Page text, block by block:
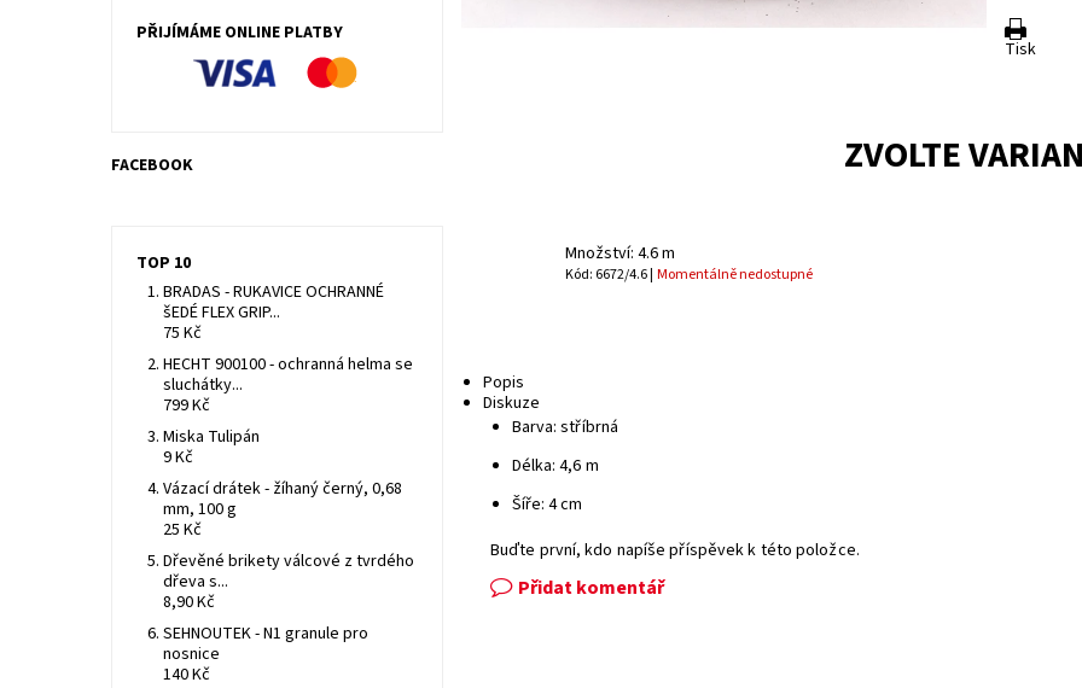
Tisk
ZVOLTE
Množství: 4.6 m
Kód: 6672/4.6 | Momentálně nedostupné
Popis
Diskuze
Barva: stříbrná
Délka: 4,6 m
Šíře: 4 cm
Buďte první, kdo napíše příspěvek k této položce.
Přidat komentář
PŘIJÍMÁME ONLINE PLATBY
FACEBOOK
TOP 10
BRADAS - RUKAVICE OCHRANNÉ
šEDÉ FLEX GRIP...
75 Kč
HECHT 900100 - ochranná helma se
sluchátky...
799 Kč
Miska Tulipán
9 Kč
Vázací drátek - žíhaný černý, 0,68
mm, 100 g
25 Kč
Dřevěné brikety válcové z tvrdého
dřeva s...
8,90 Kč
SEHNOUTEK - N1 granule pro
nosnice
140 Kč